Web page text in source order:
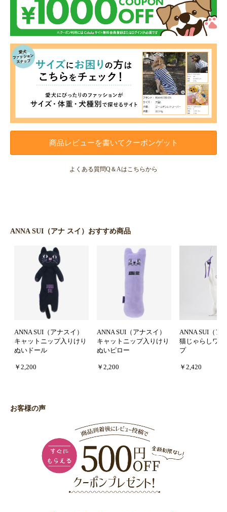
商品レビューを書いてクーポンゲット
よくある質問Q＆Aはこちらから
ANNA SUI（アナ スイ）おすすめ商品
ANNA SUI（アナスイ）
キャットニップ入りけり
ぬいドール
￥2,200
ANNA SUI（アナスイ）
キャットニップ入りけり
ぬいピロー
￥2,200
ANNA SUI（ア
猫じゃらしワ
プ
￥2,420
お客様の声